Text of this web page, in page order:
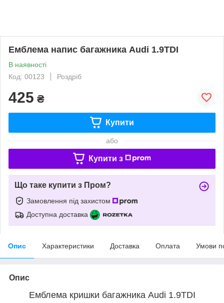
Емблема напис багажника Audi 1.9TDI
В наявності
Код: 00123
Роздріб
425 ₴
Купити
або
Купити з
Що таке купити з Пром?
Замовлення під захистом
Доступна доставка
Опис Характеристики Доставка Оплата Умови
Опис
Емблема кришки багажника Audi 1.9TDI